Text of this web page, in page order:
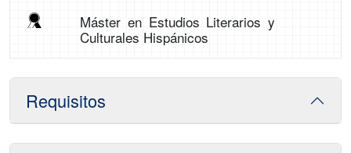
Máster en Estudios Literarios y
Culturales Hispánicos
Requisitos